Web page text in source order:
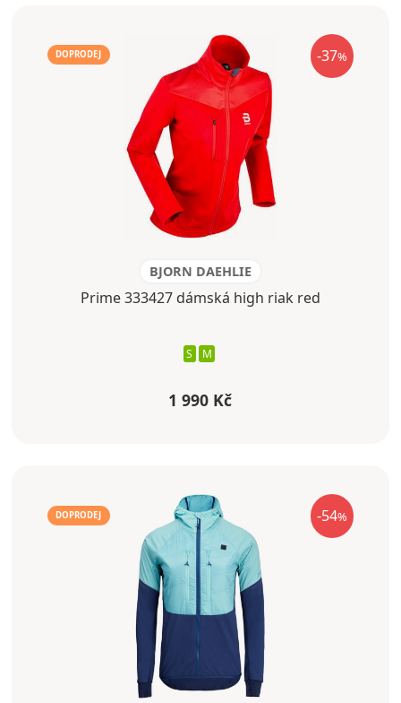
-37%
DOPRODEJ
BJORN DAEHLIE
Prime 333427 dámská high riak red
S M
1 990 Kč
-54%
DOPRODEJ